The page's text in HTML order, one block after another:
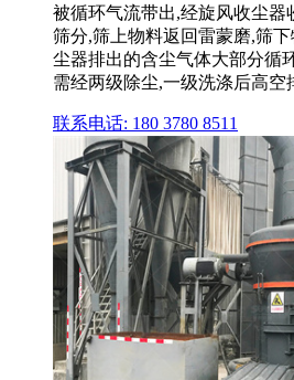
被循环气流带出,经旋风收尘器
筛分,筛上物料返回雷蒙磨,筛
尘器排出的含尘气体大部分循
需经两级除尘,一级洗涤后高空
联系电话: 180 3780 8511